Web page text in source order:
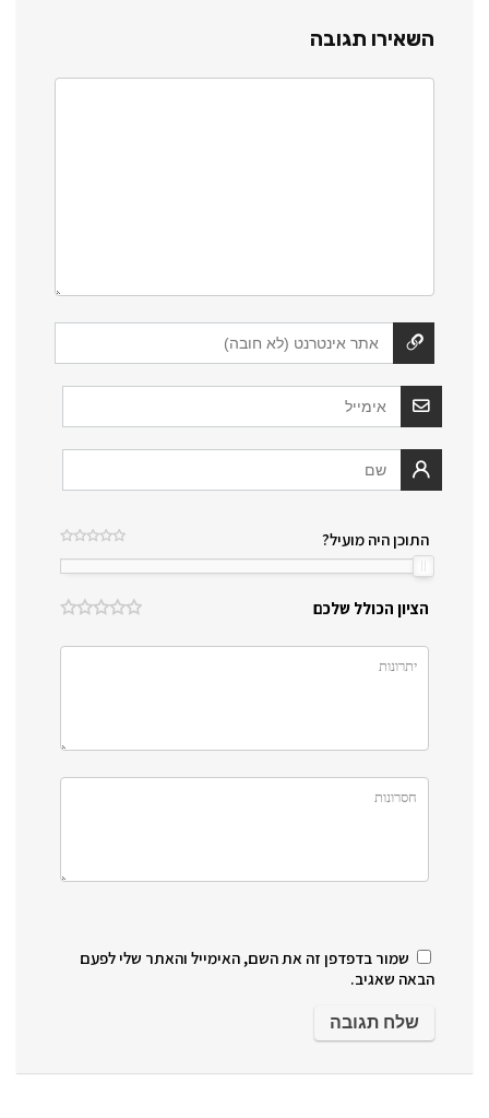
השאירו תגובה
התוכן היה מועיל?
הציון הכולל שלכם
שמור בדפדפן זה את השם, האימייל והאתר שלי לפעם
הבאה שאגיב.